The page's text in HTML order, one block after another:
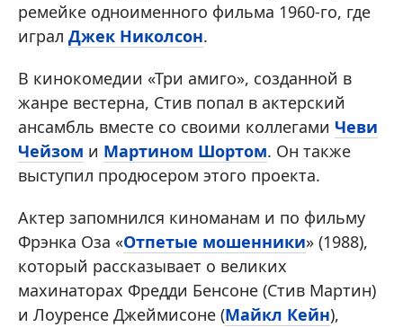
ремейке одноименного фильма 1960-го, где
играл Джек Николсон.
В кинокомедии «Три амиго», созданной в
жанре вестерна, Стив попал в актерский
ансамбль вместе со своими коллегами Чеви
Чейзом и Мартином Шортом. Он также
выступил продюсером этого проекта.
Актер запомнился киноманам и по фильму
Фрэнка Оза «Отпетые мошенники» (1988),
который рассказывает о великих
махинаторах Фредди Бенсоне (Стив Мартин)
и Лоуренсе Джеймисоне (Майкл Кейн),